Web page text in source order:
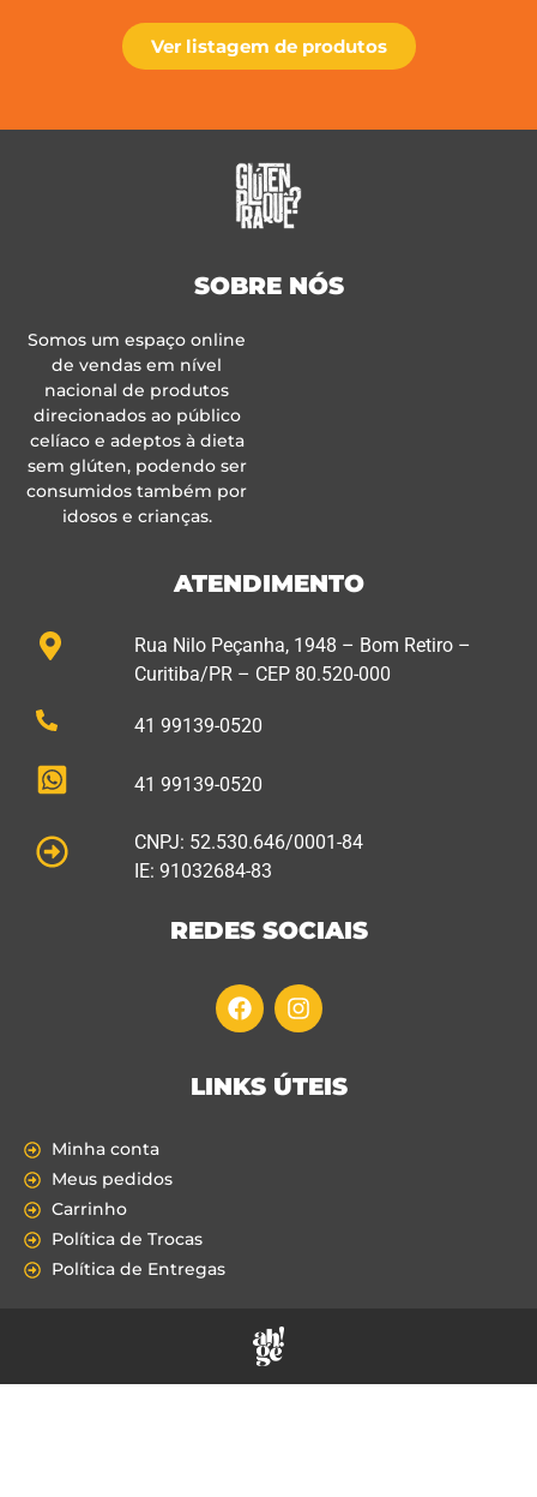
Ver listagem de produtos
SOBRE NÓS
Somos um espaço online
de vendas em nível
nacional de produtos
direcionados ao público
celíaco e adeptos à dieta
sem glúten, podendo ser
consumidos também por
idosos e crianças.
ATENDIMENTO
Rua Nilo Peçanha, 1948 – Bom Retiro –
Curitiba/PR – CEP 80.520-000
41 99139-0520
41 99139-0520
CNPJ: 52.530.646/0001-84
IE: 91032684-83
REDES SOCIAIS
LINKS ÚTEIS
Minha conta
Meus pedidos
Carrinho
Política de Trocas
Política de Entregas